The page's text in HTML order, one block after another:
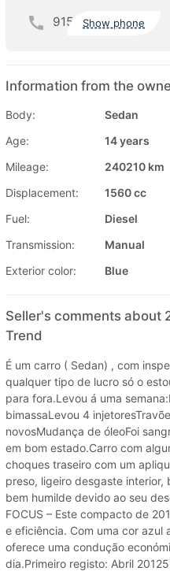
915 Show phone
Information from the
Body:
Sedan
Age:
14 years
Mileage:
240210 km
Displacement:
1560 cc
Fuel:
Diesel
Transmission:
Manual
Exterior color:
Blue
Seller's comments about
Trend
É um carro ( Sedan) , com
qualquer tipo de lucro só o
para fora.Levou á uma
bimassaLevou 4
novosMudança de óleoFoi
em bom estado.Carro com
choques traseiro com um
preso, ligeiro desgaste
bem humilde devido ao seu
FOCUS – Este compacto de
e eficiência. Com uma cor azul
oferece uma condução
dia.Primeiro registo: Abril